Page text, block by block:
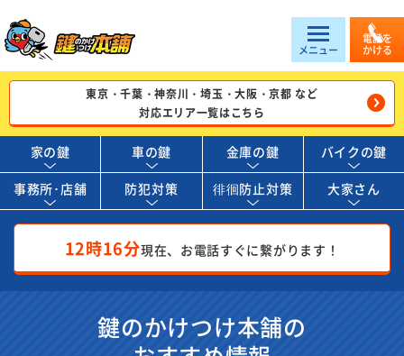
メニュー
電話を
かける
東京・千葉・神奈川・埼玉・大阪・京都 など
対応エリア一覧はこちら
家の鍵 車の鍵 金庫の鍵 バイクの鍵
事務所･店舗 防犯対策 徘徊防止対策 大家さん
12時16分現在、お電話すぐに繋がります！
鍵のかけつけ本舗の